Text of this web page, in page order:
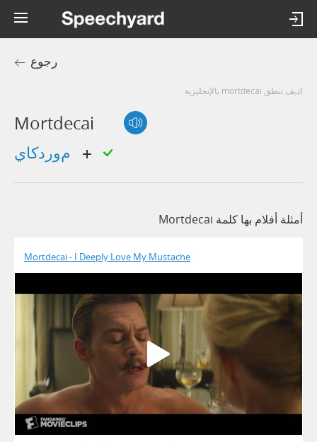
رجوع
كيف تنطق mortdecai بالإنجليزية
Mortdecai
أمثلة أفلام بها كلمة Mortdecai
Mortdecai - I Deeply Love My Mustache